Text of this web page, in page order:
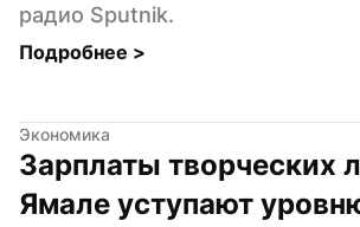
радио Sputnik.
Подробнее >
Экономика
Зарплаты творческих
Ямале уступают